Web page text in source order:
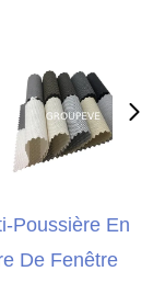
Poussière En
De Fenêtre